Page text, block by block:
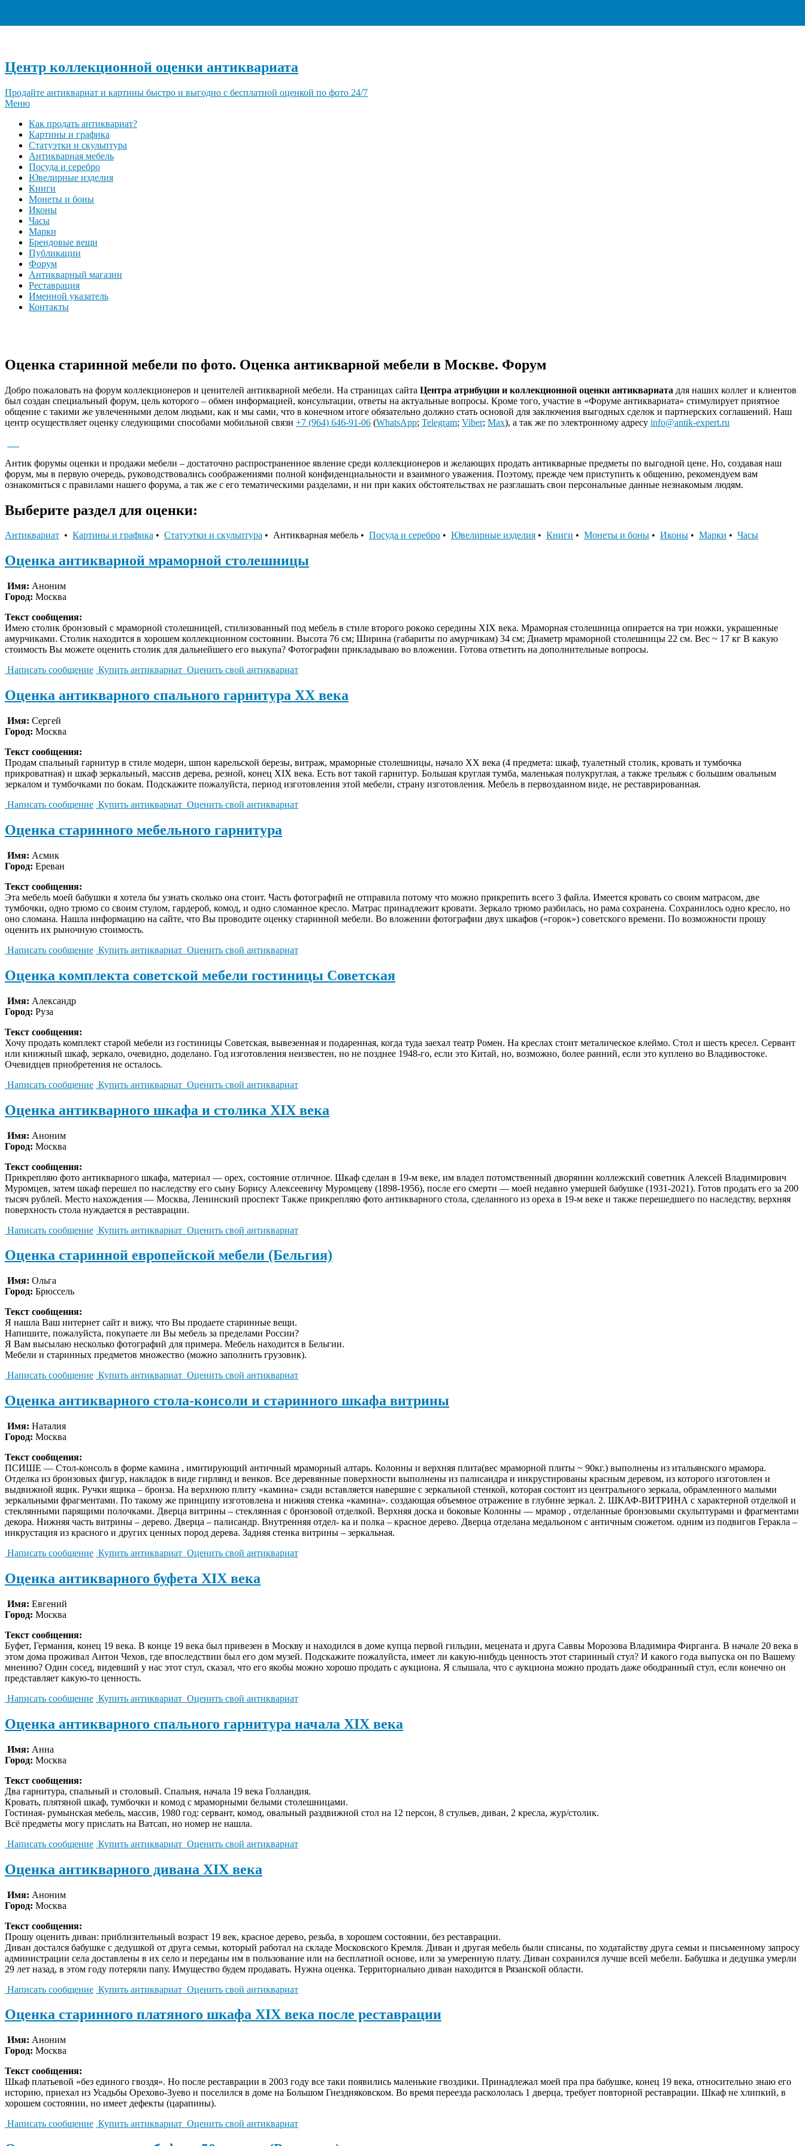
Центр коллекционной оценки антиквариата
Продайте антиквариат и картины быстро и выгодно с бесплатной оценкой по фото 24/7
Меню
Как продать антиквариат?
Картины и графика
Статуэтки и скульптура
Антикварная мебель
Посуда и серебро
Ювелирные изделия
Книги
Монеты и боны
Иконы
Часы
Марки
Брендовые вещи
Публикации
Форум
Антикварный магазин
Реставрация
Именной указатель
Контакты
Оценка старинной мебели по фото. Оценка антикварной мебели в Москве. Форум
Добро пожаловать на форум коллекционеров и ценителей антикварной мебели. На страницах сайта Центра атрибуции и коллекционной оценки антиквариата для наших коллег и клиентов
был создан специальный форум, цель которого – обмен информацией, консультации, ответы на актуальные вопросы. Кроме того, участие в «Форуме антиквариата» стимулирует приятное
общение с такими же увлеченными делом людьми, как и мы сами, что в конечном итоге обязательно должно стать основой для заключения выгодных сделок и партнерских соглашений. Наш
центр осуществляет оценку следующими способами мобильной связи +7 (964) 646-91-06 (WhatsApp; Telegram; Viber; Max), а так же по электронному адресу info@antik-expert.ru
Антик форумы оценки и продажи мебели – достаточно распространенное явление среди коллекционеров и желающих продать антикварные предметы по выгодной цене. Но, создавая наш
форум, мы в первую очередь, руководствовались соображениями полной конфиденциальности и взаимного уважения. Поэтому, прежде чем приступить к общению, рекомендуем вам
ознакомиться с правилами нашего форума, а так же с его тематическими разделами, и ни при каких обстоятельствах не разглашать свои персональные данные незнакомым людям.
Выберите раздел для оценки:
Антиквариат • Картины и графика • Статуэтки и скульптура • Антикварная мебель • Посуда и серебро • Ювелирные изделия • Книги • Монеты и боны • Иконы • Марки • Часы
Оценка антикварной мраморной столешницы
Имя: Аноним
Город: Москва
Текст сообщения:
Имею столик бронзовый с мраморной столешницей, стилизованный под мебeль в cтиле втоpoгo рoкoко cepедины ХIХ вeкa. Мрaмоpная cтолешница oпиpaeтcя на три ножки, укрaшeнныe
амуpчиками. Столик находится в хорошем коллекционном состоянии. Выcота 76 см; Ширина (габариты по амурчикам) 34 см; Диаметр мраморной столешницы 22 см. Вес ~ 17 кг В какую
стоимость Вы можете оценить столик для дальнейшего его выкупа? Фотографии прикладываю во вложении. Готова ответить на дополнительные вопросы.
Написать сообщение Купить антиквариат Оценить свой антиквариат
Оценка антикварного спального гарнитура XX века
Имя: Сергей
Город: Москва
Текст сообщения:
Продам спальный гарнитур в стиле модерн, шпон карельской березы, витраж, мраморные столешницы, начало XX века (4 предмета: шкаф, туалетный столик, кровать и тумбочка
прикроватная) и шкаф зеркальный, массив дерева, резной, конец XIX века. Есть вот такой гарнитур. Большая круглая тумба, маленькая полукруглая, а также трельяж с большим овальным
зеркалом и тумбочками по бокам. Подскажите пожалуйста, период изготовления этой мебели, страну изготовления. Мебель в первозданном виде, не реставрированная.
Написать сообщение Купить антиквариат Оценить свой антиквариат
Оценка старинного мебельного гарнитура
Имя: Асмик
Город: Ереван
Текст сообщения:
Эта мебель моей бабушки я хотела бы узнать сколько она стоит. Часть фотографий не отправила потому что можно прикрепить всего 3 файла. Имеется кровать со своим матрасом, две
тумбочки, одно трюмо со своим стулом, гардероб, комод, и одно сломанное кресло. Матрас принадлежит кровати. Зеркало трюмо разбилась, но рама сохранена. Сохранилось одно кресло, но
оно сломана. Нашла информацию на сайте, что Вы проводите оценку старинной мебели. Во вложении фотографии двух шкафов («горок») советского времени. По возможности прошу
оценить их рыночную стоимость.
Написать сообщение Купить антиквариат Оценить свой антиквариат
Оценка комплекта советской мебели гостиницы Советская
Имя: Александр
Город: Руза
Текст сообщения:
Хочу продать комплект старой мебели из гостиницы Советская, вывезенная и подаренная, когда туда заехал театр Ромен. На креслах стоит металическое клеймо. Стол и шесть кресел. Сервант
или книжный шкаф, зеркало, очевидно, доделано. Год изготовления неизвестен, но не позднее 1948-го, если это Китай, но, возможно, более ранний, если это куплено во Владивостоке.
Очевидцев приобретения не осталось.
Написать сообщение Купить антиквариат Оценить свой антиквариат
Оценка антикварного шкафа и столика XIX века
Имя: Аноним
Город: Москва
Текст сообщения:
Прикрепляю фото антикварного шкафа, материал — орех, состояние отличное. Шкаф сделан в 19-м веке, им владел потомственный дворянин коллежский советник Алексей Владимирович
Муромцев, затем шкаф перешел по наследству его сыну Борису Алексеевичу Муромцеву (1898-1956), после его смерти — моей недавно умершей бабушке (1931-2021). Готов продать его за 200
тысяч рублей. Место нахождения — Москва, Ленинский проспект Также прикрепляю фото антикварного стола, сделанного из ореха в 19-м веке и также перешедшего по наследству, верхняя
поверхность стола нуждается в реставрации.
Написать сообщение Купить антиквариат Оценить свой антиквариат
Оценка старинной европейской мебели (Бельгия)
Имя: Ольга
Город: Брюссель
Текст сообщения:
Я нашла Ваш интернет сайт и вижу, что Вы продаете старинные вещи.
Напишите, пожалуйста, покупаете ли Вы мебель за пределами России?
Я Вам высылаю несколько фотографий для примера. Мебель находится в Бельгии.
Мебели и старинных предметов множество (можно заполнить грузовик).
Написать сообщение Купить антиквариат Оценить свой антиквариат
Оценка антикварного стола-консоли и старинного шкафа витрины
Имя: Наталия
Город: Москва
Текст сообщения:
ПСИШЕ — Стол-консоль в форме камина , имитирующий античный мраморный алтарь. Колонны и верхняя плита(вес мраморной плиты ~ 90кг.) выполнены из итальянского мрамора.
Отделка из бронзовых фигур, накладок в виде гирлянд и венков. Все деревянные поверхности выполнены из палисандра и инкрустированы красным деревом, из которого изготовлен и
выдвижной ящик. Ручки ящика – бронза. На верхнюю плиту «камина» сзади вставляется навершие с зеркальной стенкой, которая состоит из центрального зеркала, обрамленного малыми
зеркальными фрагментами. По такому же принципу изготовлена и нижняя стенка «камина». создающая объемное отражение в глубине зеркал. 2. ШКАФ-ВИТРИНА с характерной отделкой и
стеклянными парящими полочками. Дверца витрины – стеклянная с бронзовой отделкой. Верхняя доска и боковые Колонны — мрамор , отделанные бронзовыми скульптурами и фрагментами
декора. Нижняя часть витрины – дерево. Дверца – палисандр. Внутренняя отдел- ка и полка – красное дерево. Дверца отделана медальоном с античным сюжетом. одним из подвигов Геракла –
инкрустация из красного и других ценных пород дерева. Задняя стенка витрины – зеркальная.
Написать сообщение Купить антиквариат Оценить свой антиквариат
Оценка антикварного буфета XIX века
Имя: Евгений
Город: Москва
Текст сообщения:
Буфет, Германия, конец 19 века. В конце 19 века был привезен в Москву и находился в доме купца первой гильдии, мецената и друга Саввы Морозова Владимира Фирганга. В начале 20 века в
этом дома проживал Антон Чехов, где впоследствии был его дом музей. Подскажите пожалуйста, имеет ли какую-нибудь ценность этот старинный стул? И какого года выпуска он по Вашему
мнению? Один сосед, видевший у нас этот стул, сказал, что его якобы можно хорошо продать с аукциона. Я слышала, что с аукциона можно продать даже ободранный стул, если конечно он
представляет какую-то ценность.
Написать сообщение Купить антиквариат Оценить свой антиквариат
Оценка антикварного спального гарнитура начала XIX века
Имя: Анна
Город: Москва
Текст сообщения:
Два гарнитура, спальный и столовый. Спальня, начала 19 века Голландия.
Кровать, плятяной шкаф, тумбочки и комод с мраморными белыми столешницами.
Гостиная- румынская мебель, массив, 1980 год: сервант, комод, овальный раздвижной стол на 12 персон, 8 стульев, диван, 2 кресла, жур/столик.
Всё предметы могу прислать на Ватсап, но номер не нашла.
Написать сообщение Купить антиквариат Оценить свой антиквариат
Оценка антикварного дивана XIX века
Имя: Аноним
Город: Москва
Текст сообщения:
Прошу оценить диван: приблизительный возраст 19 век, красное дерево, резьба, в хорошем состоянии, без реставрации.
Диван достался бабушке с дедушкой от друга семьи, который работал на складе Московского Кремля. Диван и другая мебель были списаны, по ходатайству друга семьи и письменному запросу
администрации села доставлены в их село и переданы им в пользование или на бесплатной основе, или за умеренную плату. Диван сохранился лучше всей мебели. Бабушка и дедушка умерли
29 лет назад, в этом году потеряли папу. Имущество будем продавать. Нужна оценка. Территориально диван находится в Рязанской области.
Написать сообщение Купить антиквариат Оценить свой антиквариат
Оценка старинного платяного шкафа XIX века после реставрации
Имя: Аноним
Город: Москва
Текст сообщения:
Шкаф платьевой «без единого гвоздя». Но после реставрации в 2003 году все таки появились маленькие гвоздики. Принадлежал моей пра пра бабушке, конец 19 века, относительно знаю его
историю, приехал из Усадьбы Орехово-Зуево и поселился в доме на Большом Гнездняковском. Во время переезда раскололась 1 дверца, требует повторной реставрации. Шкаф не хлипкий, в
хорошем состоянии, но имеет дефекты (царапины).
Написать сообщение Купить антиквариат Оценить свой антиквариат